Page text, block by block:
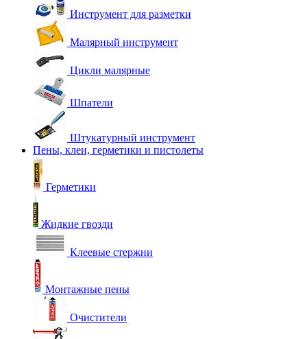
Инструмент для разметки
Малярный инструмент
Цикли малярные
Шпатели
Штукатурный инструмент
Пены, клеи, герметики и пистолеты
Герметики
Жидкие гвозди
Клеевые стержни
Монтажные пены
Очистители